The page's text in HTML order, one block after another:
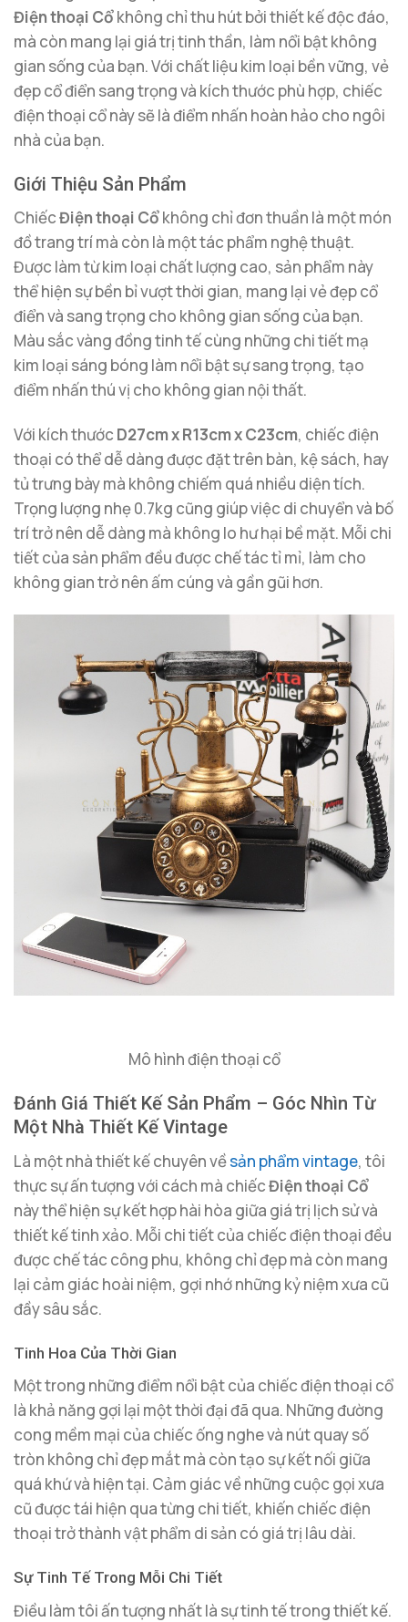
Điện thoại Cổkhông chỉ thu hút bởi thiết kế độc đáo,
mà còn mang lại giá trị tinh thần, làm nổi bật không
gian sống của bạn. Với chất liệu kim loại bền vững, vẻ
đẹp cổ điển sang trọng và kích thước phù hợp, chiếc
điện thoại cổ này sẽ là điểm nhấn hoàn hảo cho ngôi
nhà của bạn.
Giới Thiệu Sản Phẩm
ChiếcĐiện thoại Cổkhông chỉ đơn thuần là một món
đồ trang trí mà còn là một tác phẩm nghệ thuật.
Được làm từ kim loại chất lượng cao, sản phẩm này
thể hiện sự bền bỉ vượt thời gian, mang lại vẻ đẹp cổ
điển và sang trọng cho không gian sống của bạn.
Màu sắc vàng đồng tinh tế cùng những chi tiết mạ
kim loại sáng bóng làm nổi bật sự sang trọng, tạo
điểm nhấn thú vị cho không gian nội thất.
Với kích thước D27cm x R13cm x C23cm, chiếc điện
thoại có thể dễ dàng được đặt trên bàn, kệ sách, hay
tủ trưng bày mà không chiếm quá nhiều diện tích.
Trọng lượng nhẹ 0.7kg cũng giúp việc di chuyển và bố
trí trở nên dễ dàng mà không lo hư hại bề mặt. Mỗi chi
tiết của sản phẩm đều được chế tác tỉ mỉ, làm cho
không gian trở nên ấm cúng và gần gũi hơn.
Mô hình điện thoại cổ
Đánh Giá Thiết Kế Sản Phẩm – Góc Nhìn Từ
Một Nhà Thiết Kế Vintage
Là một nhà thiết kế chuyên vềsản phẩm vintage, tôi
thực sự ấn tượng với cách mà chiếcĐiện thoại Cổ
này thể hiện sự kết hợp hài hòa giữa giá trị lịch sử và
thiết kế tinh xảo. Mỗi chi tiết của chiếc điện thoại đều
được chế tác công phu, không chỉ đẹp mà còn mang
lại cảm giác hoài niệm, gợi nhớ những kỷ niệm xưa cũ
đầy sâu sắc.
Tinh Hoa Của Thời Gian
Một trong những điểm nổi bật của chiếc điện thoại cổ
là khả năng gợi lại một thời đại đã qua. Những đường
cong mềm mại của chiếc ống nghe và nút quay số
tròn không chỉ đẹp mắt mà còn tạo sự kết nối giữa
quá khứ và hiện tại. Cảm giác về những cuộc gọi xưa
cũ được tái hiện qua từng chi tiết, khiến chiếc điện
thoại trở thành vật phẩm di sản có giá trị lâu dài.
Sự Tinh Tế Trong Mỗi Chi Tiết
Điều làm tôi ấn tượng nhất là sự tinh tế trong thiết kế.